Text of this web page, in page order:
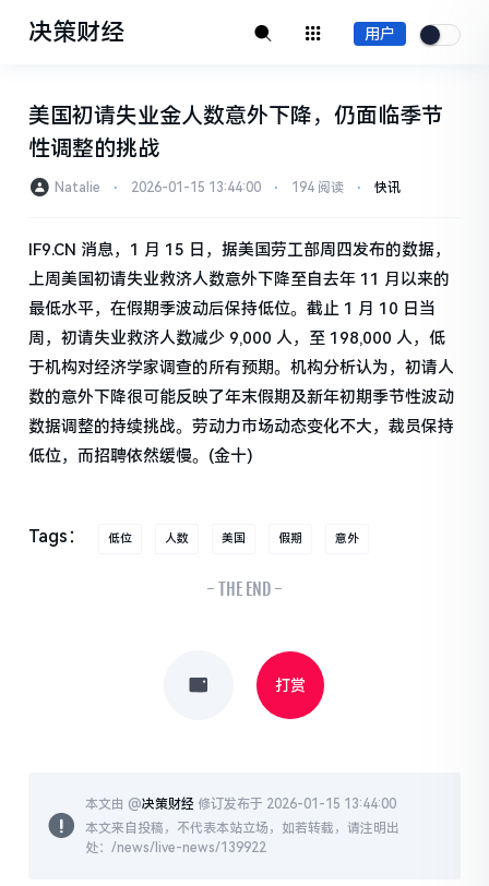
决策财经 用户
美国初请失业金人数意外下降，仍面临季节
性调整的挑战
Natalie ⋅ 2026-01-15 13:44:00 ⋅ 194 阅读 ⋅ 快讯
IF9.CN 消息，1 月 15 日，据美国劳工部周四发布的数据，
上周美国初请失业救济人数意外下降至自去年 11 月以来的
最低水平，在假期季波动后保持低位。截止 1 月 10 日当
周，初请失业救济人数减少 9,000 人，至 198,000 人，低
于机构对经济学家调查的所有预期。机构分析认为，初请人
数的意外下降很可能反映了年末假期及新年初期季节性波动
数据调整的持续挑战。劳动力市场动态变化不大，裁员保持
低位，而招聘依然缓慢。(金十)
Tags： 低位 人数 美国 假期 意外
- THE END -
打赏
本文由 @决策财经 修订发布于 2026-01-15 13:44:00
本文来自投稿，不代表本站立场，如若转载，请注明出
处：/news/live-news/139922